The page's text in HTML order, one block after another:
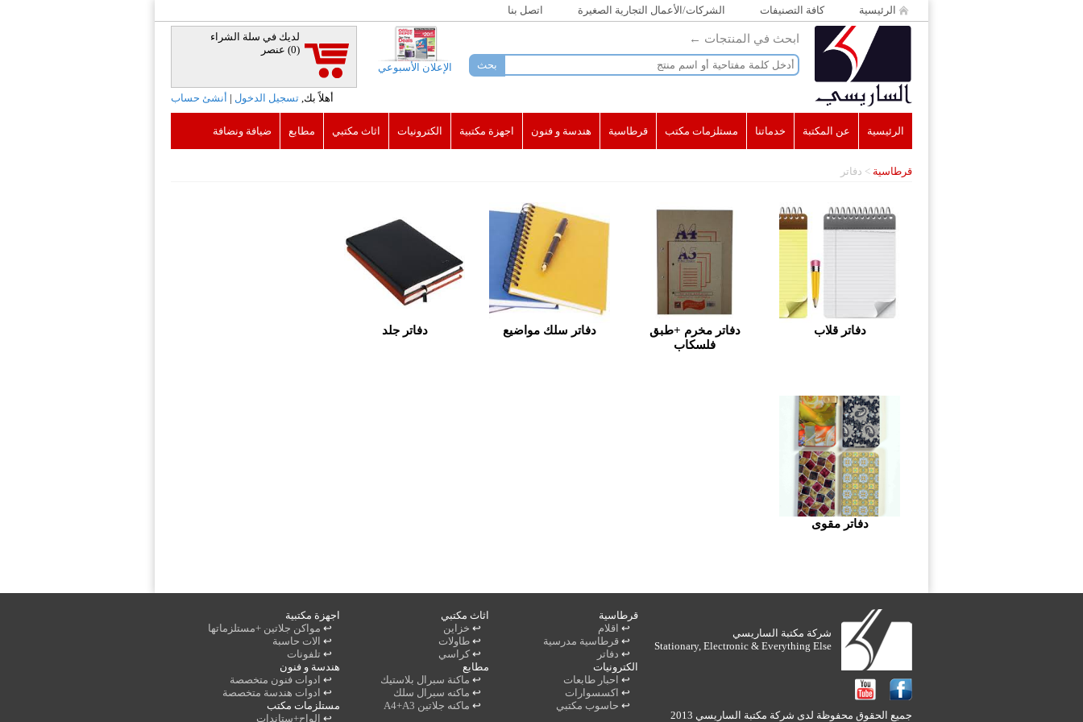
الرئيسية كافة التصنيفات الشركات/الأعمال التجارية الصغيرة اتصل بنا
ابحث في المنتجات ←
الإعلان الأسبوعي
لديك في سلة الشراء
(0)
عنصر
أهلاً بك, تسجيل الدخول | أنشئ حساب
الرئيسية عن المكتبة خدماتنا مستلزمات مكتب قرطاسية هندسة و فنون اجهزة مكتبية الكترونيات اثاث مكتبي مطابع ضيافة ونضافة
قرطاسية > دفاتر
دفاتر قلاب
دفاتر مخرم +طبق
فلسكاب
دفاتر سلك مواضيع دفاتر جلد
دفاتر مقوى
شركة مكتبة الساريسي
Stationary, Electronic & Everything Else
جميع الحقوق محفوظة لدى شركة مكتبة الساريسي 2013
قرطاسية
↩ اقلام
↩ قرطاسية مدرسية
↩ دفاتر
اثاث مكتبي
↩ خزاين
↩ طاولات
↩ كراسي
اجهزة مكتبية
↩ مواكن جلاتين +مستلزماتها
↩ الات حاسبة
↩ تلفونات
الكترونيات
↩ احبار طابعات
↩ اكسسوارات
↩ حاسوب مكتبي
مطابع
↩ ماكنة سبرال بلاستيك
↩ ماكنه سبرال سلك
↩ ماكنه جلاتين A4+A3
هندسة و فنون
↩ ادوات فنون متخصصة
↩ ادوات هندسة متخصصة
مستلزمات مكتب
↩ الواح+ستاندات